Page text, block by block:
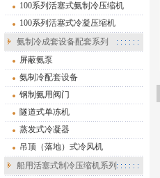
100系列活塞式氨制冷压缩机
100系列活塞式冷凝压缩机
氨制冷成套设备配套系列
屏蔽氨泵
氨制冷配套设备
钢制氨用阀门
隧道式单冻机
蒸发式冷凝器
吊顶（落地）式冷风机
船用活塞式制冷压缩机系列